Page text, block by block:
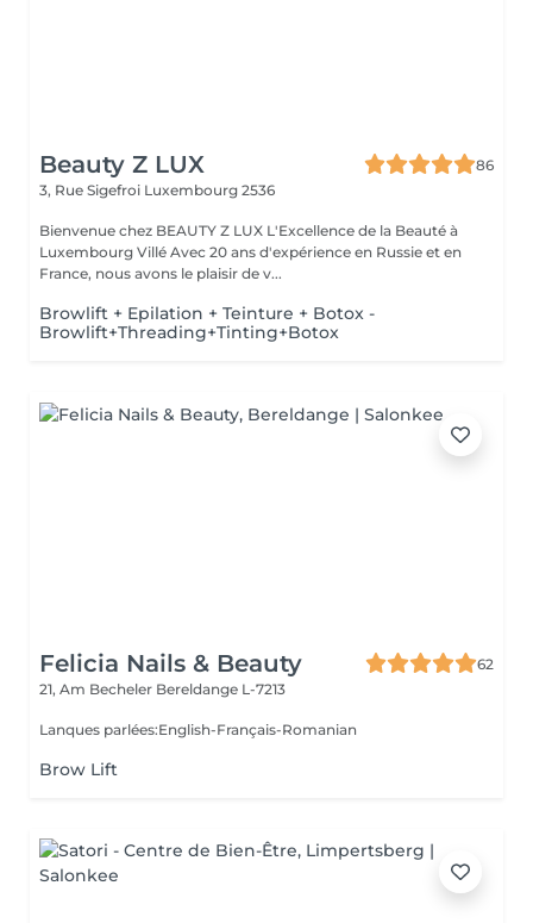
Beauty Z LUX
86
3, Rue Sigefroi Luxembourg 2536
Bienvenue chez BEAUTY Z LUX L'Excellence de la Beauté à
Luxembourg Villé Avec 20 ans d'expérience en Russie et en
France, nous avons le plaisir de v...
Browlift + Epilation + Teinture + Botox -
Browlift+Threading+Tinting+Botox
Felicia Nails & Beauty
62
21, Am Becheler Bereldange L-7213
Lanques parlées:English-Français-Romanian
Brow Lift